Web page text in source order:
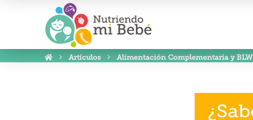
Artículos Alimentación Complementaria y BLW